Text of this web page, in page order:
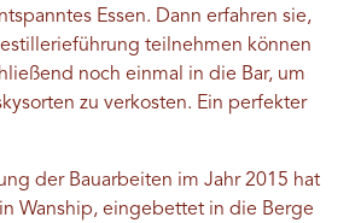
Essen. Dann erfahren sie,
teilnehmen können
noch einmal in die Bar, um
zu verkosten. Ein perfekter
der Bauarbeiten im Jahr 2015 hat
Wanship, eingebettet in die Berge